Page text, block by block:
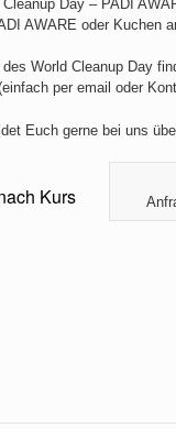
Day – PADI
AWARE oder Kuchen
World Cleanup Day
per email oder
Euch gerne bei uns
Kurs